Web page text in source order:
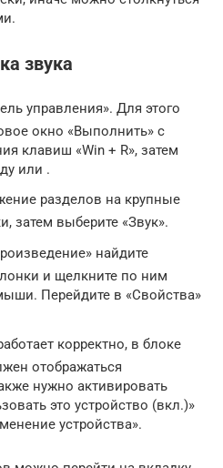
звука
управления». Для этого
окно «Выполнить» с
клавиш «Win + R», затем
или .
разделов на крупные
затем выберите «Звук».
найдите
и щелкните по ним
Перейдите в «Свойства»
корректно, в блоке
отображаться
нужно активировать
это устройство (вкл.)»
устройства».